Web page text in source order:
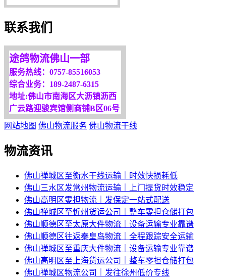
联系我们
途鸽物流佛山一部
服务热线：0757-85516053
综合业务：189-2487-6315
地址:佛山市南海区大沥镇沥西
广云路迎骏宾馆侧商铺B区06号
网站地图 佛山物流服务 佛山物流干线
物流资讯
佛山禅城区至衡水干线运输｜时效快损耗低
佛山三水区发常州物流运输｜上门提货时效稳定
佛山高明区零担物流｜发保定一站式配送
佛山禅城区至忻州货运公司｜整车零担仓储打包
佛山顺德区至太原大件物流｜设备运输专业靠谱
佛山顺德区往返秦皇岛物流｜全程跟踪安全运输
佛山禅城区至重庆大件物流｜设备运输专业靠谱
佛山高明区至上海货运公司｜整车零担仓储打包
佛山禅城区物流公司｜发往徐州低价专线